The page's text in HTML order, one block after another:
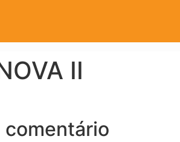
II
comentário